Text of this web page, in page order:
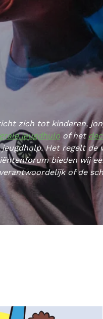
zich tot kinderen,
jeugdhulp of het
Het regelt de
bieden wij
of de